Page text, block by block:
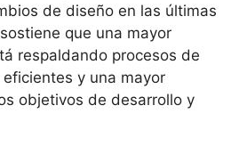
de diseño en las últimas
que una mayor
respaldando procesos de
y una mayor
objetivos de desarrollo y